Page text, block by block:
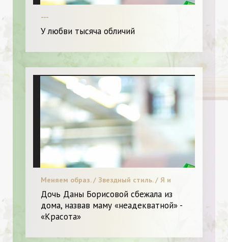
---
У любви тысяча обличий
Меняем образ. / Звездный стиль. / Я и
Дочь Даны Борисовой сбежала из
дома, назвав маму «неадекватной» -
«Красота»